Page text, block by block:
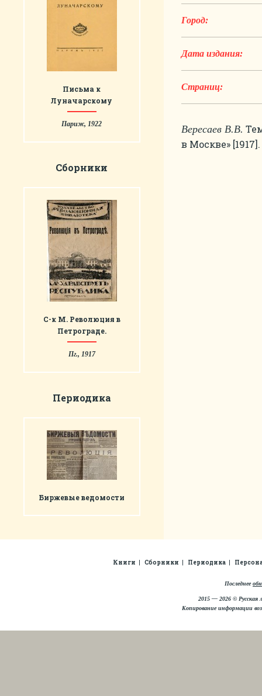
Письма к
Луначарскому
Париж, 1922
Сборники
С-к М. Революция в
Петрограде.
Пг., 1917
Периодика
Биржевые ведомости
Город:
Дата издания:
Страниц:
Вересаев В.В.
в Москве»
Книги Сборники Периодика
Последнее
2015 — 2026 © Русская
Копирование информации